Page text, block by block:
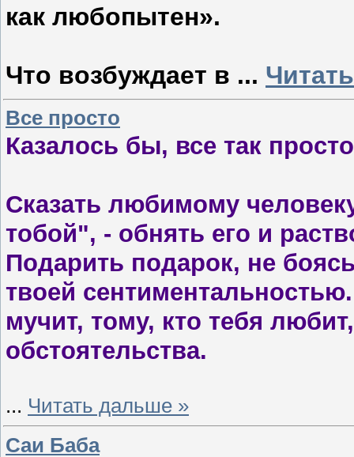
как любопытен».
Что возбуждает в ...
Все просто
Казалось бы, все так
Сказать любимому
тобой", - обнять его и
Подарить подарок, не
твоей
мучит, тому, кто тебя
обстоятельства.
... Читать дальше »
Саи Баба